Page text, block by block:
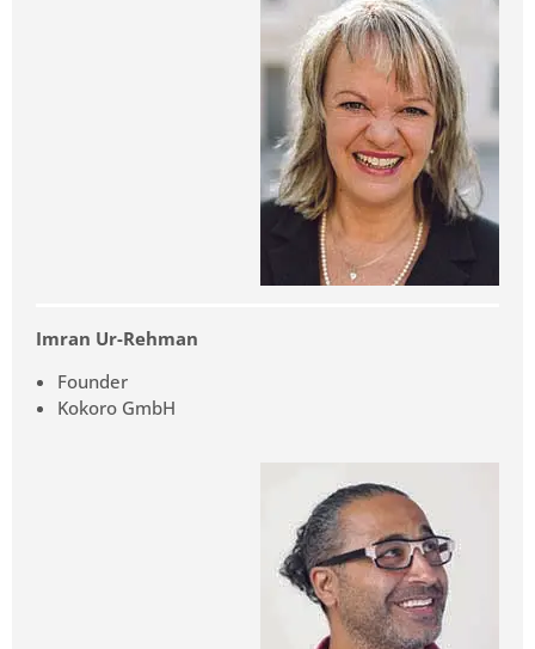
Imran Ur-Rehman
Founder
Kokoro GmbH